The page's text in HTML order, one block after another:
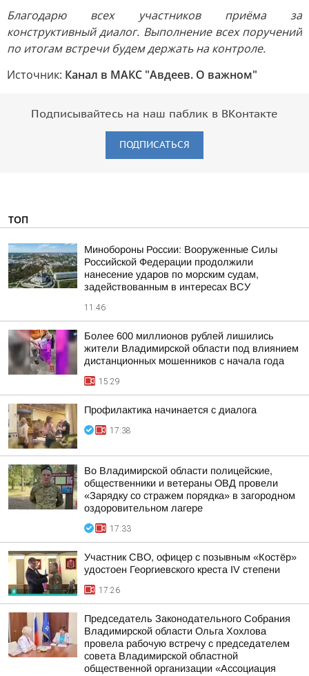
Благодарю всех участников приёма за
конструктивный диалог. Выполнение всех поручений
по итогам встречи будем держать на контроле.
Источник: Канал в МАКС "Авдеев. О важном"
Подписывайтесь на наш паблик в ВКонтакте
ПОДПИСАТЬСЯ
ТОП
Минобороны России: Вооруженные Силы
Российской Федерации продолжили
нанесение ударов по морским судам,
задействованным в интересах ВСУ
11:46
Более 600 миллионов рублей лишились
жители Владимирской области под влиянием
дистанционных мошенников с начала года
15:29
Профилактика начинается с диалога
17:38
Во Владимирской области полицейские,
общественники и ветераны ОВД провели
«Зарядку со стражем порядка» в загородном
оздоровительном лагере
17:33
Участник СВО, офицер с позывным «Костёр»
удостоен Георгиевского креста IV степени
17:26
Председатель Законодательного Собрания
Владимирской области Ольга Хохлова
провела рабочую встречу с председателем
совета Владимирской областной
общественной организации «Ассоциация